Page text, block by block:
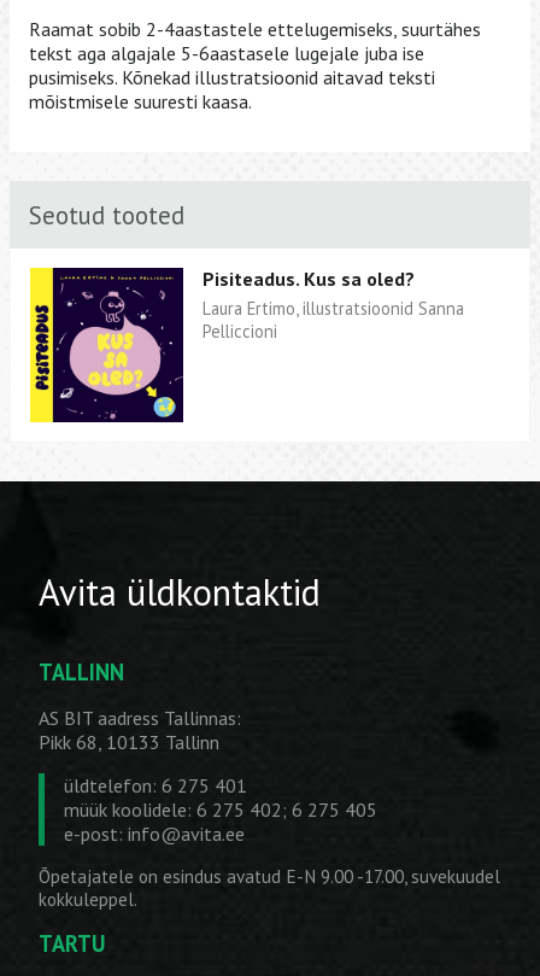
Raamat sobib 2-4aastastele ettelugemiseks, suurtähes
tekst aga algajale 5-6aastasele lugejale juba ise
pusimiseks. Kõnekad illustratsioonid aitavad teksti
mõistmisele suuresti kaasa.
Seotud tooted
Pisiteadus. Kus sa oled?
Laura Ertimo, illustratsioonid Sanna
Pelliccioni
Avita üldkontaktid
TALLINN
AS BIT aadress Tallinnas:
Pikk 68, 10133 Tallinn
üldtelefon: 6 275 401
müük koolidele: 6 275 402; 6 275 405
e-post: info@avita.ee
Õpetajatele on esindus avatud E-N 9.00 -17.00, suvekuudel
kokkuleppel.
TARTU